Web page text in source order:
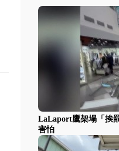
LaLaport鷹架塌「挨
害怕